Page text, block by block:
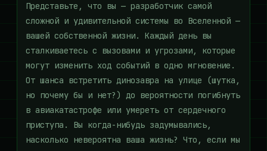
Представьте, что вы — разработчик самой
сложной и удивительной системы во Вселенной —
вашей собственной жизни. Каждый день вы
сталкиваетесь с вызовами и угрозами, которые
могут изменить ход событий в одно мгновение.
От шанса встретить динозавра на улице (шутка,
но почему бы и нет?) до вероятности погибнуть
в авиакатастрофе или умереть от сердечного
приступа. Вы когда-нибудь задумывались,
насколько невероятна ваша жизнь? Что, если мы